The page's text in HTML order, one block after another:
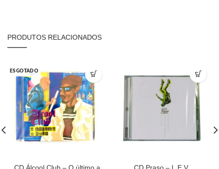
PRODUTOS RELACIONADOS
ESGOTADO
CD Álcool Club – O último a CD Praso – L.E.V.